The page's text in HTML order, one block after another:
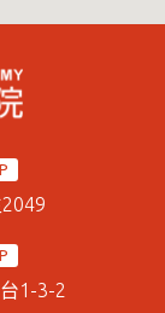
1-3-2